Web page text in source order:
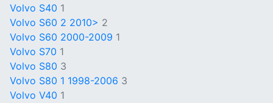
Volvo S40 1
Volvo S60 2 2010> 2
Volvo S60 2000-2009 1
Volvo S70 1
Volvo S80 3
Volvo S80 1 1998-2006 3
Volvo V40 1